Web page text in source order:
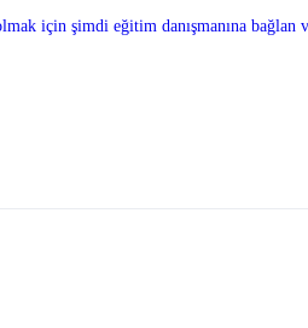
için şimdi eğitim danışmanına bağlan